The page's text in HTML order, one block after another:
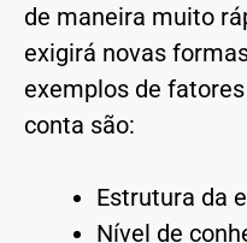
de maneira muito
exigirá novas
exemplos de
conta são:
Estrutura da
Nível de